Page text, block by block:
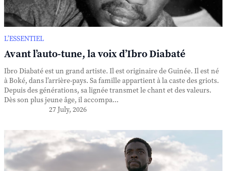
L’ESSENTIEL
Avant l’auto-tune, la voix d’Ibro Diabaté
Ibro Diabaté est un grand artiste. Il est originaire de Guinée. Il est né
à Boké, dans l’arrière-pays. Sa famille appartient à la caste des griots.
Depuis des générations, sa lignée transmet le chant et des valeurs.
Dès son plus jeune âge, il accompa...
27 July, 2026